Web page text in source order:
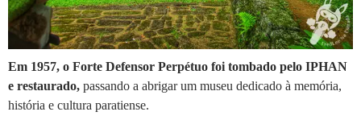
Em 1957, o Forte Defensor Perpétuo foi tombado pelo IPHAN
e restaurado, passando a abrigar um museu dedicado à memória,
história e cultura paratiense.